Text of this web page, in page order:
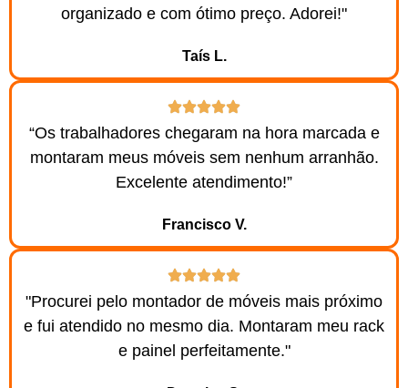
organizado e com ótimo preço. Adorei!"
Taís L.
“Os trabalhadores chegaram na hora marcada e
montaram meus móveis sem nenhum arranhão.
Excelente atendimento!”
Francisco V.
"Procurei pelo montador de móveis mais próximo
e fui atendido no mesmo dia. Montaram meu rack
e painel perfeitamente."